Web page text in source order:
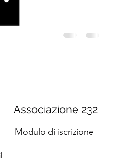
Associazione 232
Modulo di iscrizione